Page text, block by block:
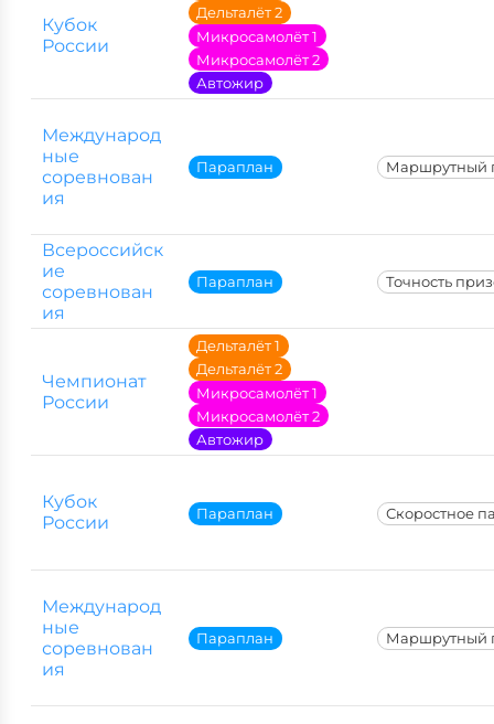
Кубок
России
Дельталёт 2
Микросамолёт 1
Микросамолёт 2
Автожир
Международ
ные
соревнован
ия
Параплан Маршрутный
Всероссийск
ие
соревнован
ия
Параплан Точность
Чемпионат
России
Дельталёт 1
Дельталёт 2
Микросамолёт 1
Микросамолёт 2
Автожир
Кубок
России
Параплан Скоростное
Международ
ные
соревнован
ия
Параплан Маршрутный